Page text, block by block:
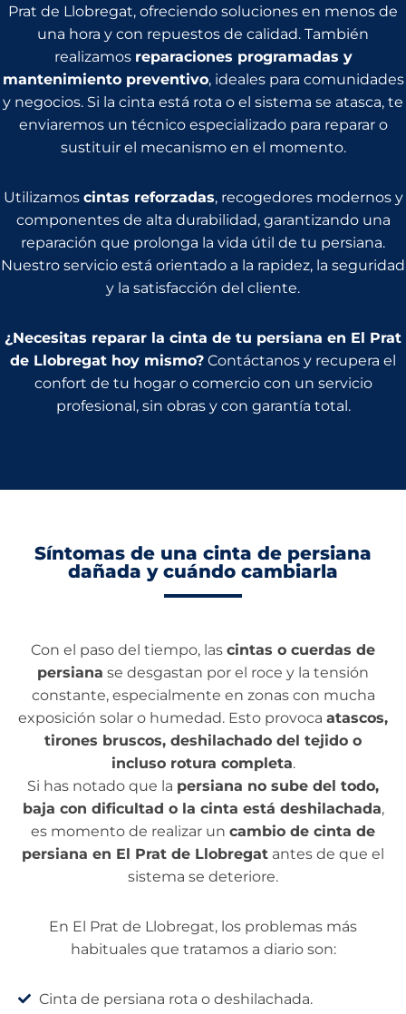
Prat de Llobregat, ofreciendo soluciones en menos de
una hora y con repuestos de calidad. También
realizamos reparaciones programadas y
mantenimiento preventivo, ideales para comunidades
y negocios. Si la cinta está rota o el sistema se atasca, te
enviaremos un técnico especializado para reparar o
sustituir el mecanismo en el momento.
Utilizamos cintas reforzadas, recogedores modernos y
componentes de alta durabilidad, garantizando una
reparación que prolonga la vida útil de tu persiana.
Nuestro servicio está orientado a la rapidez, la seguridad
y la satisfacción del cliente.
¿Necesitas reparar la cinta de tu persiana en El Prat
de Llobregat hoy mismo? Contáctanos y recupera el
confort de tu hogar o comercio con un servicio
profesional, sin obras y con garantía total.
Síntomas de una cinta de persiana
dañada y cuándo cambiarla
Con el paso del tiempo, las cintas o cuerdas de
persiana se desgastan por el roce y la tensión
constante, especialmente en zonas con mucha
exposición solar o humedad. Esto provoca atascos,
tirones bruscos, deshilachado del tejido o
incluso rotura completa.
Si has notado que la persiana no sube del todo,
baja con dificultad o la cinta está deshilachada,
es momento de realizar un cambio de cinta de
persiana en El Prat de Llobregat antes de que el
sistema se deteriore.
En El Prat de Llobregat, los problemas más
habituales que tratamos a diario son:
Cinta de persiana rota o deshilachada.